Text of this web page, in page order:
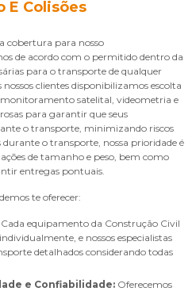
E Colisões
cobertura para nosso
de acordo com o permitido dentro da
para o transporte de qualquer
clientes disponibilizamos escolta
monitoramento satelital, videometria e
para garantir que seus
o transporte, minimizando riscos
o transporte, nossa prioridade é
de tamanho e peso, bem como
entregas pontuais.
te oferecer:
Cada equipamento da Construção Civil
e nossos especialistas
detalhados considerando todas
e Confiabilidade: Oferecemos